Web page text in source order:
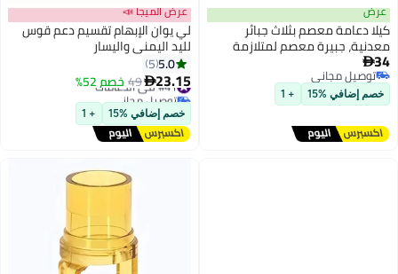
عرض
كيلا دعامة معصم بثلاث جبائر
معدنية، جبيرة معصم لمتلازمة
النفق الرسغي ليلاً ونهاراً للرجال
والنساء، جبيرة معصم لتخفيف آلام
التهاب الأوتار والتهاب المفاصل،
والالتواءات، وحماية رياضية (يسار،
يسار)
34
توصيل مجاني
توصيل مجاني
خصم إضافي %15 + 1
عرض الميجا 📣
لي يوان الإبهام تقسيم دعم قوس
لليد اليمنى واليسار
5.0
5
23.15
49 خصم 52% #41 في الدعامات
توصيل مجاني
#41 في الدعامات
خصم إضافي %15 + 1